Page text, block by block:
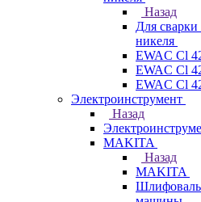
Назад
Для сварки
никеля
EWAC Cl
EWAC Cl
EWAC Cl
Электроинструмент
Назад
МAKITA
Назад
МAKITA